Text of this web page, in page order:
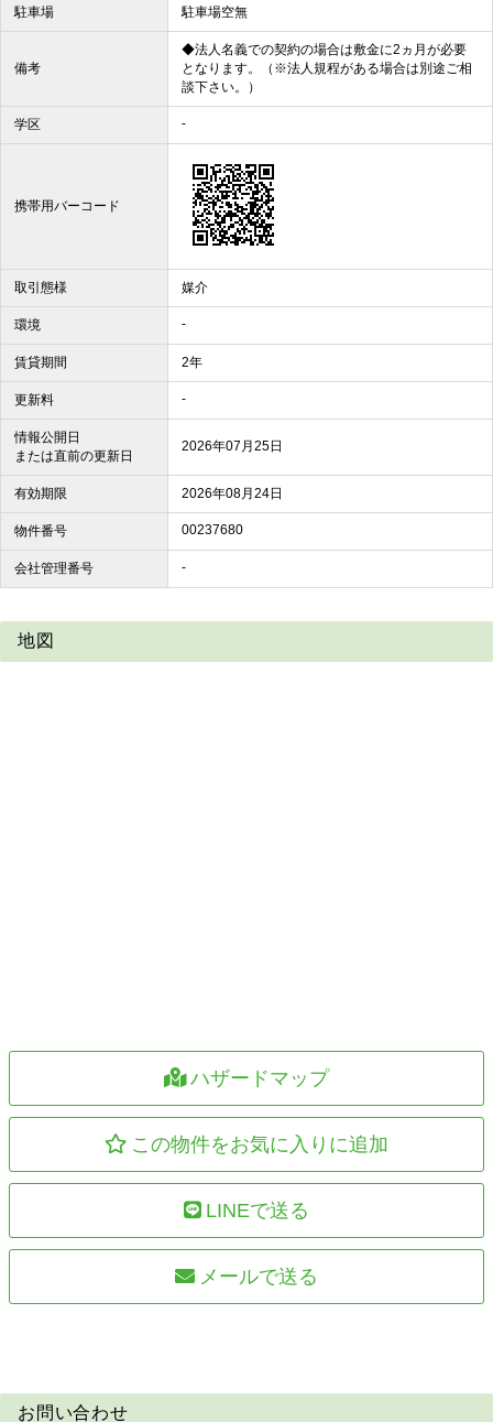
駐車場 駐車場空無
備考
◆法人名義での契約の場合は敷金に2ヵ月が必要
となります。（※法人規程がある場合は別途ご相
談下さい。）
学区 -
携帯用バーコード
取引態様 媒介
環境 -
賃貸期間 2年
更新料 -
情報公開日
または直前の更新日
2026年07月25日
有効期限 2026年08月24日
物件番号 00237680
会社管理番号 -
地図
ハザードマップ
この物件をお気に入りに追加
LINEで送る
メールで送る
お問い合わせ